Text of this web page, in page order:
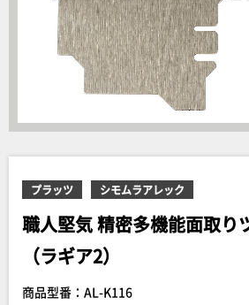
プラッツ シモムラアレック
職人堅気 精密多機能面取り
（ラギア2）
商品型番：AL-K116